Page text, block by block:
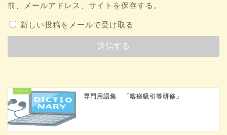
前、メールアドレス、サイトを保存する。
新しい投稿をメールで受け取る
専門用語集 「喀痰吸引等研修」